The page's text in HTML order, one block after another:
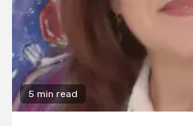
5 min read